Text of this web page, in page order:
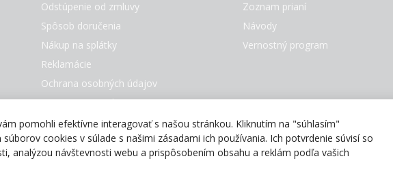
Odstúpenie od zmluvy
Spôsob doručenia
Nákup na splátky
Reklamácie
Ochrana osobných údajov
Nastavenie Cookies
Všetky značky
Zoznam prianí
Návody
Vernostný program
pomohli efektívne interagovať s našou stránkou. Kliknutím na "súhlasím"
cookies v súlade s našimi zásadami ich používania. Ich potvrdenie súvisí so
analýzou návštevnosti webu a prispôsobením obsahu a reklám podľa vašich